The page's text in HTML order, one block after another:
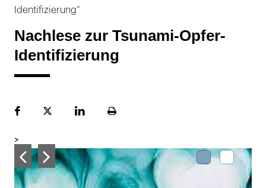
Identifizierung“
Nachlese zur Tsunami-Opfer-
Identifizierung
FacebookPlattformLinekdInSeite
>